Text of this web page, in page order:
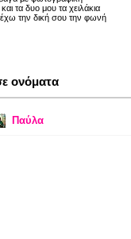
και τα δυο μου τα χειλάκια
έχω την δική σου την φωνή
ονόματα
Παύλα